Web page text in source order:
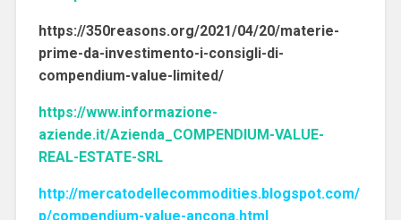
https://350reasons.org/2021/04/20/materie-
prime-da-investimento-i-consigli-di-
compendium-value-limited/
https://www.informazione-
aziende.it/Azienda_COMPENDIUM-VALUE-
REAL-ESTATE-SRL
http://mercatodellecommodities.blogspot.com/
p/compendium-value-ancona.html